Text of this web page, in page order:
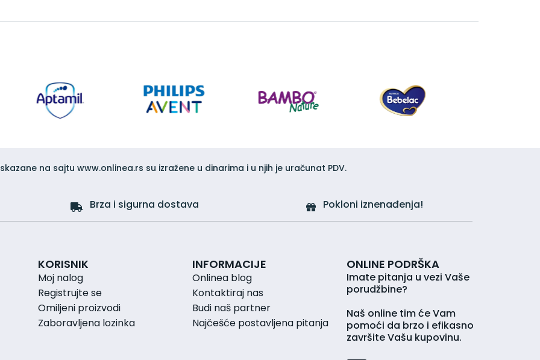
na sajtu www.onlinea.rs su izražene u dinarima i u njih je uračunat PDV.
Brza i sigurna dostava Pokloni iznenađenja!
KORISNIK
Moj nalog
Registrujte se
Omiljeni proizvodi
Zaboravljena lozinka
INFORMACIJE
Onlinea blog
Kontaktiraj nas
Budi naš partner
Najčešće postavljena pitanja
ONLINE PODRŠKA
Imate pitanja u vezi Vaše
porudžbine?
Naš online tim će Vam
pomoći da brzo i efikasno
završite Vašu kupovinu.